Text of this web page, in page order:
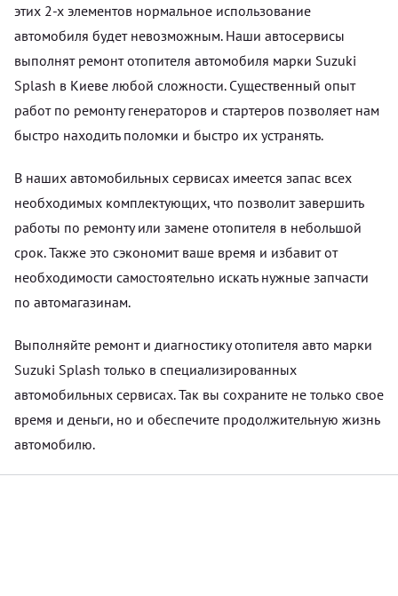
этих 2-х элементов нормальное использование
автомобиля будет невозможным. Наши автосервисы
выполнят ремонт отопителя автомобиля марки Suzuki
Splash в Киеве любой сложности. Существенный опыт
работ по ремонту генераторов и стартеров позволяет нам
быстро находить поломки и быстро их устранять.
В наших автомобильных сервисах имеется запас всех
необходимых комплектующих, что позволит завершить
работы по ремонту или замене отопителя в небольшой
срок. Также это сэкономит ваше время и избавит от
необходимости самостоятельно искать нужные запчасти
по автомагазинам.
Выполняйте ремонт и диагностику отопителя авто марки
Suzuki Splash только в специализированных
автомобильных сервисах. Так вы сохраните не только свое
время и деньги, но и обеспечите продолжительную жизнь
автомобилю.